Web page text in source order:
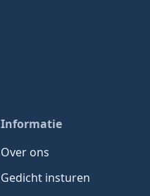
Informatie
Over ons
Gedicht insturen